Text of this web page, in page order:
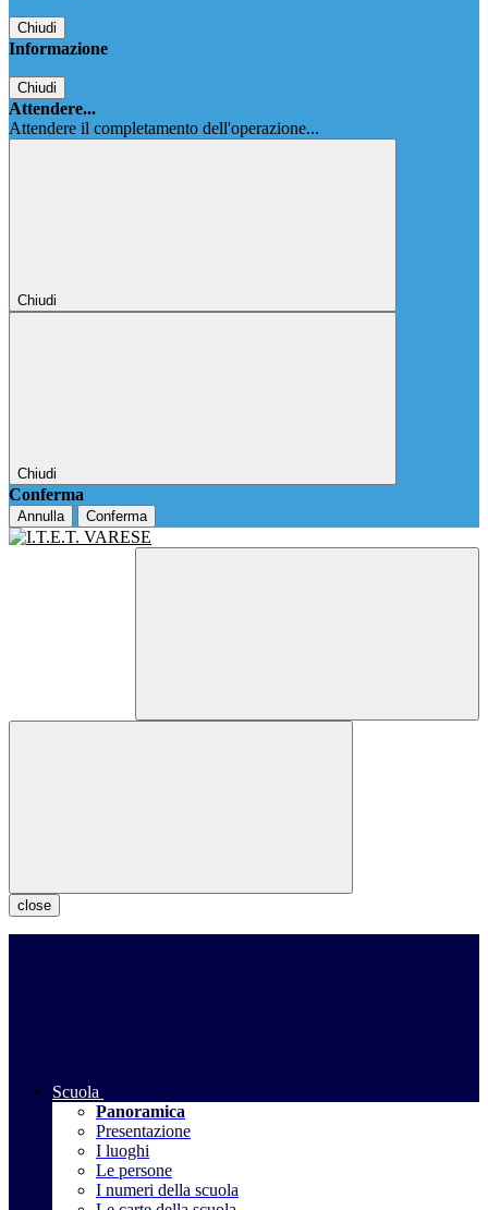
Chiudi
Informazione
Chiudi
Attendere...
Attendere il completamento dell'operazione...
Chiudi
Chiudi
Conferma
Annulla Conferma
close
Scuola
Panoramica
Presentazione
I luoghi
Le persone
I numeri della scuola